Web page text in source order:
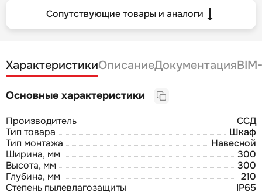
Сопутствующие товары и аналоги
ХарактеристикиОписаниеДокументация
Основные характеристики
Производитель
ССД
Тип товара
Шкаф
Тип монтажа
Навесной
Ширина, мм
300
Высота, мм
300
Глубина, мм
210
Степень пылевлагозащиты
IP65